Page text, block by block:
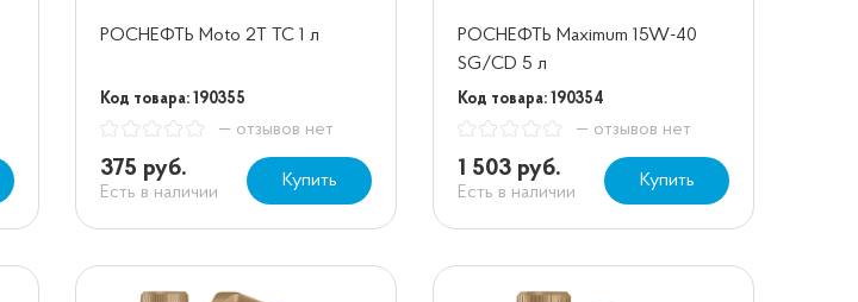
РОСНЕФТЬ Moto 2T TC 1 л
Код товара: 190355
— отзывов нет
375 руб.
Есть в наличии
Купить
РОСНЕФТЬ Maximum 15W-40
SG/CD 5 л
Код товара: 190354
— отзывов нет
1 503 руб.
Есть в наличии
Купить